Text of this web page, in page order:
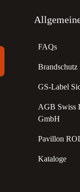
FAQs
Brandschutz
GS-Label
AGB Swiss
GmbH
Pavillon
Kataloge